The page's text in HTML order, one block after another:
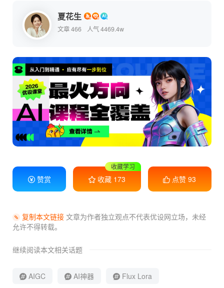
夏花生
文章 466 人气 4469.4w
赞赏 收藏 173
收藏学习
点赞 93
复制本文链接文章为作者独立观点不代表优设网立场， 未经
允许不得转载。
继续阅读本文相关话题
AIGC AI神器 Flux Lora